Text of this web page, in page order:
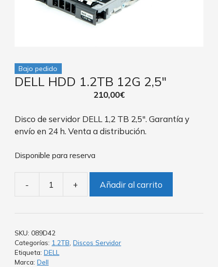
Bajo pedido
DELL HDD 1.2TB 12G 2,5″
210,00€
Disco de servidor DELL 1,2 TB 2,5″. Garantía y
envío en 24 h. Venta a distribución.
Disponible para reserva
- + Añadir al carrito
SKU: 089D42
Categorías: 1.2TB Discos Servidor
Etiqueta: DELL
Marca: Dell